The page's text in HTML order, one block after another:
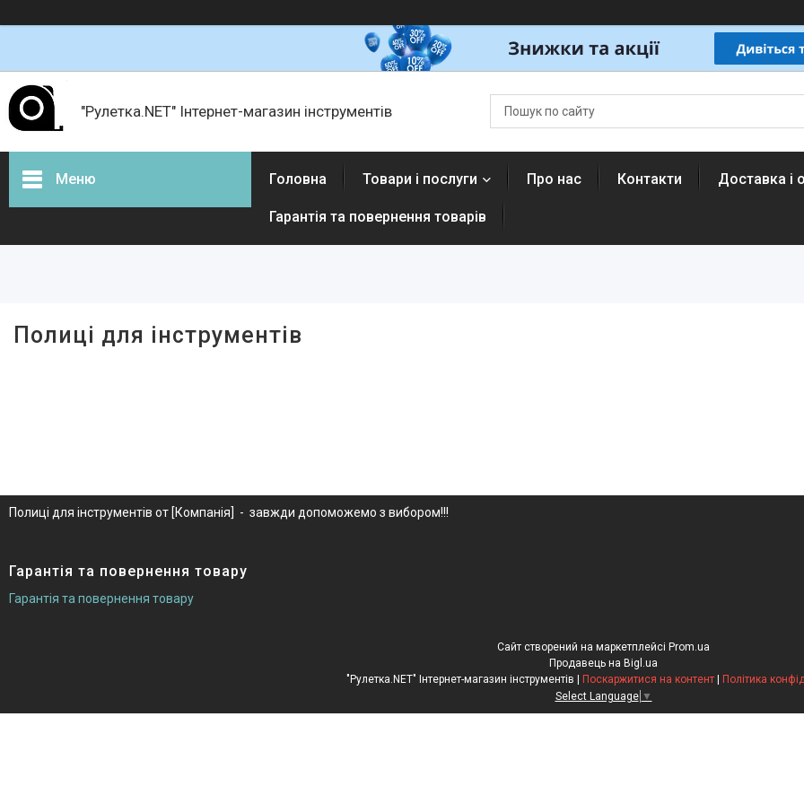
"Рулетка.NET" Інтернет-магазин інструментів
Меню
Доставка і оплата
Головна Товари і послуги Про нас Контакти Доставка і
Гарантія та повернення товарів
Полиці для інструментів
Полиці для інструментів от [Компанія] - завжди допоможемо з вибором!!!
Гарантія та повернення товару
Гарантія та повернення товару
Сайт створений на маркетплейсі Prom.ua
Продавець на Bigl.ua
Поскаржитися на контент
Політика
Select Language ▼